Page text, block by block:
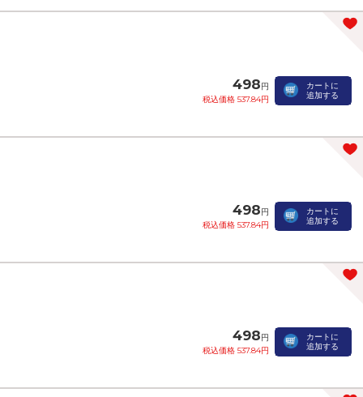
498円
税込価格 537.84円
カートに
追加する
498円
税込価格 537.84円
カートに
追加する
498円
税込価格 537.84円
カートに
追加する